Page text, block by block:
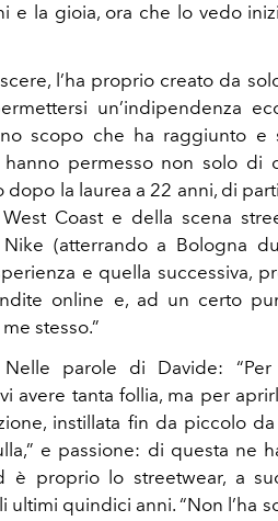
e la gioia, ora che lo vedo
l’ha proprio creato da
un’indipendenza
scopo che ha raggiunto e
hanno permesso non solo di
dopo la laurea a 22 anni, di
Coast e della scena
(atterrando a Bologna
e quella successiva,
online e, ad un certo
stesso.”
parole di Davide: “Per
avere tanta follia, ma per
instillata fin da piccolo
e passione: di questa ne
è proprio lo streetwear, a
quindici anni. “Non l’ha